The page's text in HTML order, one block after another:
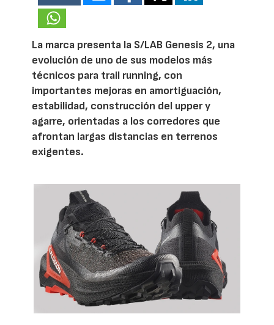
La marca presenta la S/LAB Genesis 2, una
evolución de uno de sus modelos más
técnicos para trail running, con
importantes mejoras en amortiguación,
estabilidad, construcción del upper y
agarre, orientadas a los corredores que
afrontan largas distancias en terrenos
exigentes.